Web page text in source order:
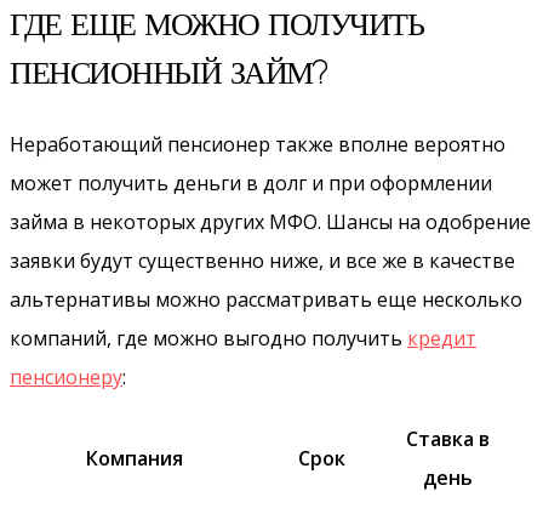
ГДЕ ЕЩЕ МОЖНО ПОЛУЧИТЬ
ПЕНСИОННЫЙ ЗАЙМ?
Неработающий пенсионер также вполне вероятно
может получить деньги в долг и при оформлении
займа в некоторых других МФО. Шансы на одобрение
заявки будут существенно ниже, и все же в качестве
альтернативы можно рассматривать еще несколько
компаний, где можно выгодно получить кредит
пенсионеру:
Компания Срок
Ставка в
день